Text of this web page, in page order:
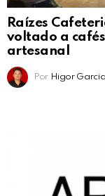
Raízes
voltado a
artesanal
Por Higor Garcia